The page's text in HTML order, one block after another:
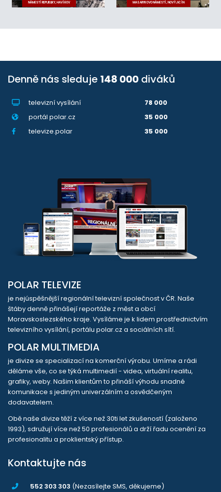
NÁMĚSTÍ REPUBLIKY, HAVÍŘOV MASARYKOVO NÁMĚSTÍ, NOVÝ JIČÍN
Denně nás sleduje 148 000 diváků
televizní vysílání
78 000
portál polar.cz
35 000
televize.polar
35 000
POLAR TELEVIZE
je nejúspěšnější regionální televizní společnost v ČR. Naše
štáby denně přinášejí reportáže z měst a obcí
Moravskoslezského kraje. Vysíláme je k lidem prostřednictvím
televizního vysílání, portálu polar.cz a sociálních sítí.
POLAR MULTIMEDIA
je divize se specializací na komerční výrobu. Umíme a rádi
děláme vše, co se týká multimedií - videa, virtuální realitu,
grafiky, weby. Našim klientům to přináší výhodu snadné
komunikace s jediným univerzálním a osvědčeným
dodavatelem.
Obě naše divize těží z více než 30ti let zkušeností (založeno
1993), sdružují více než 50 profesionálů a drží řadu ocenění za
profesionalitu a proklientský přístup.
Kontaktujte nás
552 303 303 (Nezasílejte SMS, děkujeme)